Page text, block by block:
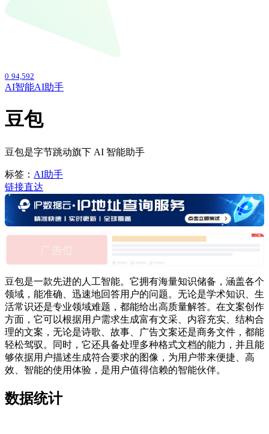
0 94,592
AI智能AI助手
豆包
豆包是字节跳动旗下 AI 智能助手
标签： AI助手
链接直达
豆包是一款先进的人工智能。它拥有海量知识储备，涵盖各个
领域，能准确、迅速地回答用户的问题。无论是学术知识、生
活常识还是专业领域难题，都能给出高质量解答。在文案创作
方面，它可以根据用户需求生成富有文采、内容充实、结构合
理的文案，无论是诗歌、故事、广告文案还是商务文件，都能
轻松驾驭。同时，它还具备处理多种格式文档的能力，并且能
够依据用户描述生成符合要求的图像，为用户带来便捷、高
效、智能的使用体验，是用户值得信赖的智能伙伴。
数据统计